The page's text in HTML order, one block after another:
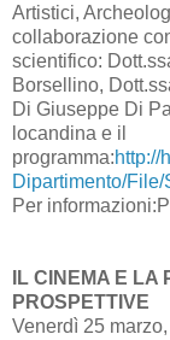
Artistici,
collaborazione
scientifico:
Borsellino,
Di Giuseppe Di
locandina e il
programma:http://
Dipartimento/
Per
IL CINEMA E
PROSPETTIVE
Venerdì 25